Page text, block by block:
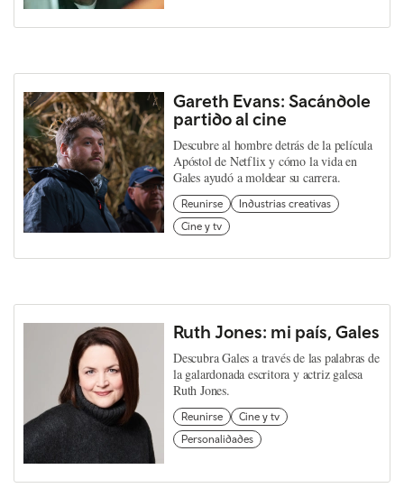
Gareth Evans: Sacándole
partido al cine
Descubre al hombre detrás de la película
Apóstol de Netflix y cómo la vida en
Gales ayudó a moldear su carrera.
Reunirse
Industrias creativas
Cine y tv
Ruth Jones: mi país, Gales
Descubra Gales a través de las palabras de
la galardonada escritora y actriz galesa
Ruth Jones.
Reunirse
Cine y tv
Personalidades